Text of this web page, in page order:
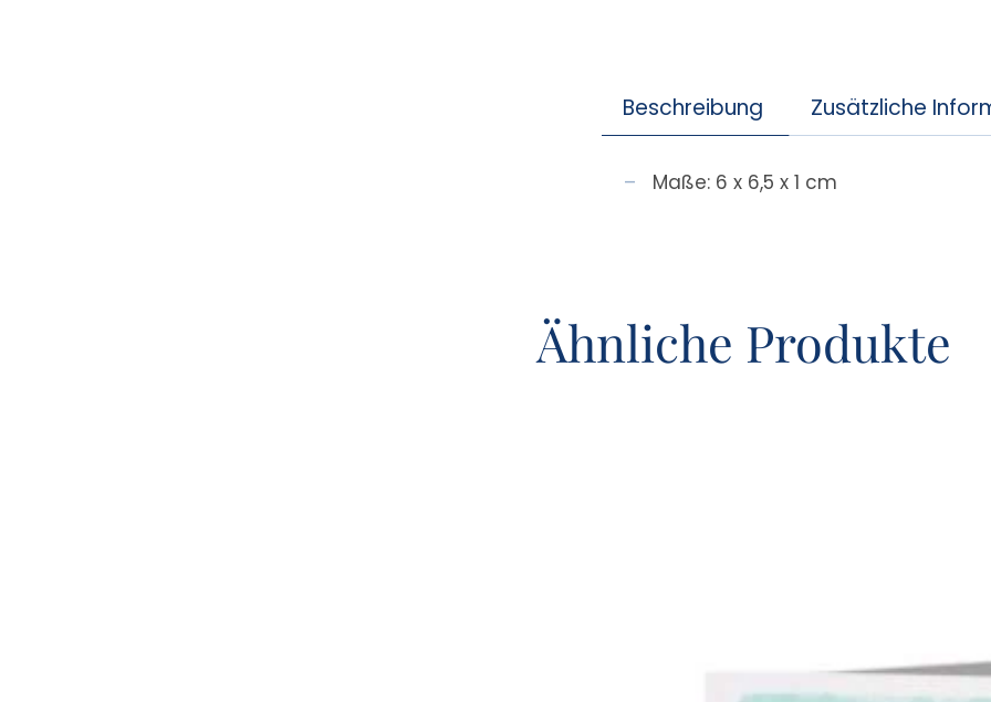
Beschreibung Zusätzliche
Maße: 6 x 6,5 x 1 cm
Ähnliche Produkte